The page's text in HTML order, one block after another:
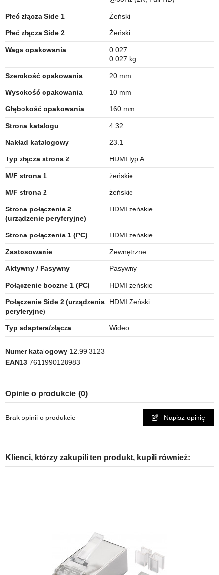
Płeć złącza Side 1 Żeński
Płeć złącza Side 2 Żeński
Waga opakowania
0.027
0.027 kg
Szerokość opakowania 20 mm
Wysokość opakowania 10 mm
Głębokość opakowania 160 mm
Strona katalogu 4.32
Nakład katalogowy 23.1
Typ złącza strona 2 HDMI typ A
M/F strona 1 żeńskie
M/F strona 2 żeńskie
Strona połączenia 2
(urządzenie peryferyjne)
HDMI żeńskie
Strona połączenia 1 (PC) HDMI żeńskie
Zastosowanie Zewnętrzne
Aktywny / Pasywny Pasywny
Połączenie boczne 1 (PC) HDMI żeńskie
Połączenie Side 2 (urządzenia
peryferyjne)
HDMI Żeński
Typ adaptera/złącza Wideo
Numer katalogowy 12.99.3123
EAN13 7611990128983
Opinie o produkcie (0)
Brak opinii o produkcie Napisz opinię
Klienci, którzy zakupili ten produkt, kupili również: